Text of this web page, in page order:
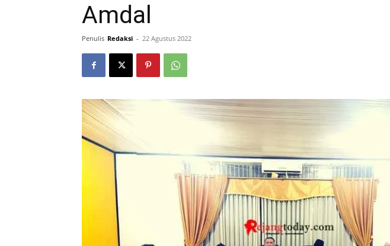
Amdal
Penulis Redaksi - 22 Agustus 2022